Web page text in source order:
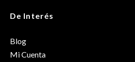
De Interés
Blog
Mi Cuenta